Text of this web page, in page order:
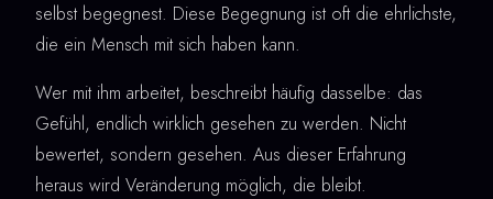
selbst begegnest. Diese Begegnung ist oft die ehrlichste,
die ein Mensch mit sich haben kann.
Wer mit ihm arbeitet, beschreibt häufig dasselbe: das
Gefühl, endlich wirklich gesehen zu werden. Nicht
bewertet, sondern gesehen. Aus dieser Erfahrung
heraus wird Veränderung möglich, die bleibt.